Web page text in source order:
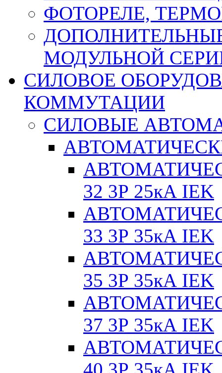
ФОТОРЕЛЕ,
МОДУЛЬНОЙ
СИЛОВОЕ
КОММУТАЦИИ
СИЛОВЫЕ
32 3Р 25кА IEK
33 3Р 35кА IEK
35 3Р 35кА IEK
37 3Р 35кА IEK